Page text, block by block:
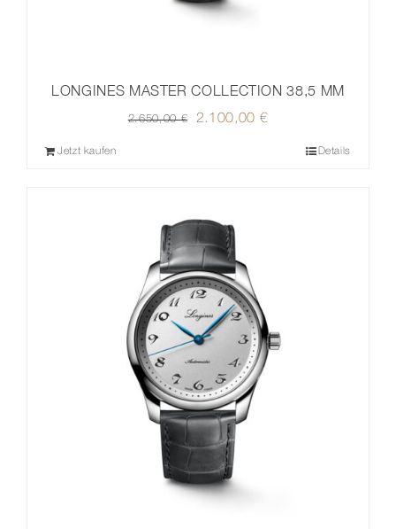
LONGINES MASTER COLLECTION 38,5 MM
2.650,00€
Ursprünglicher
2.100,00 €
Jetzt kaufen Details